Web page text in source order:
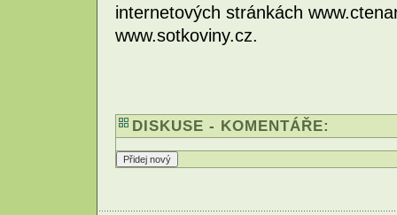
internetových stránkách
www.sotkoviny.cz.
DISKUSE - KOMENTÁŘE: